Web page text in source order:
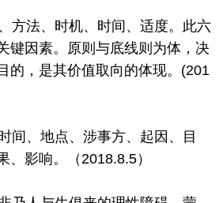
方法、时机、时间、适度。此六
键因素。原则与底线则为体，决
的，是其价值取向的体现。(201
间、地点、涉事方、起因、目
、影响。（2018.8.5）